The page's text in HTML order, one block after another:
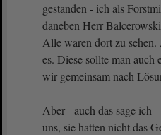
gestanden - ich als
daneben Herr
Alle waren dort zu
es. Diese sollte man
wir gemeinsam nach
Aber - auch das sage ich
uns, sie hatten nicht das